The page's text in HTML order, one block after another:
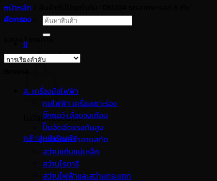
ค้นหา:
0
ตะกร้าสินค้า
ไม่มีสินค้าในตะกร้า
กลับสู่หน้าร้านค้า
หน้าหลัก
คัดกรอง
แสดง 1 รายการ
A. เครื่องมือไฟฟ้า
กบไฟฟ้า เครื่องเซาะร่อง
จิ๊กซอว์ เลื่อยวงเดือน
ปั๊มอัดฉีดแรงดันสูง
สว่านเจาะทำลายสกัด
สว่านแท่นแม่เหล็ก
สว่านโรตารี
สว่านไฟฟ้าและสว่านกระแทก